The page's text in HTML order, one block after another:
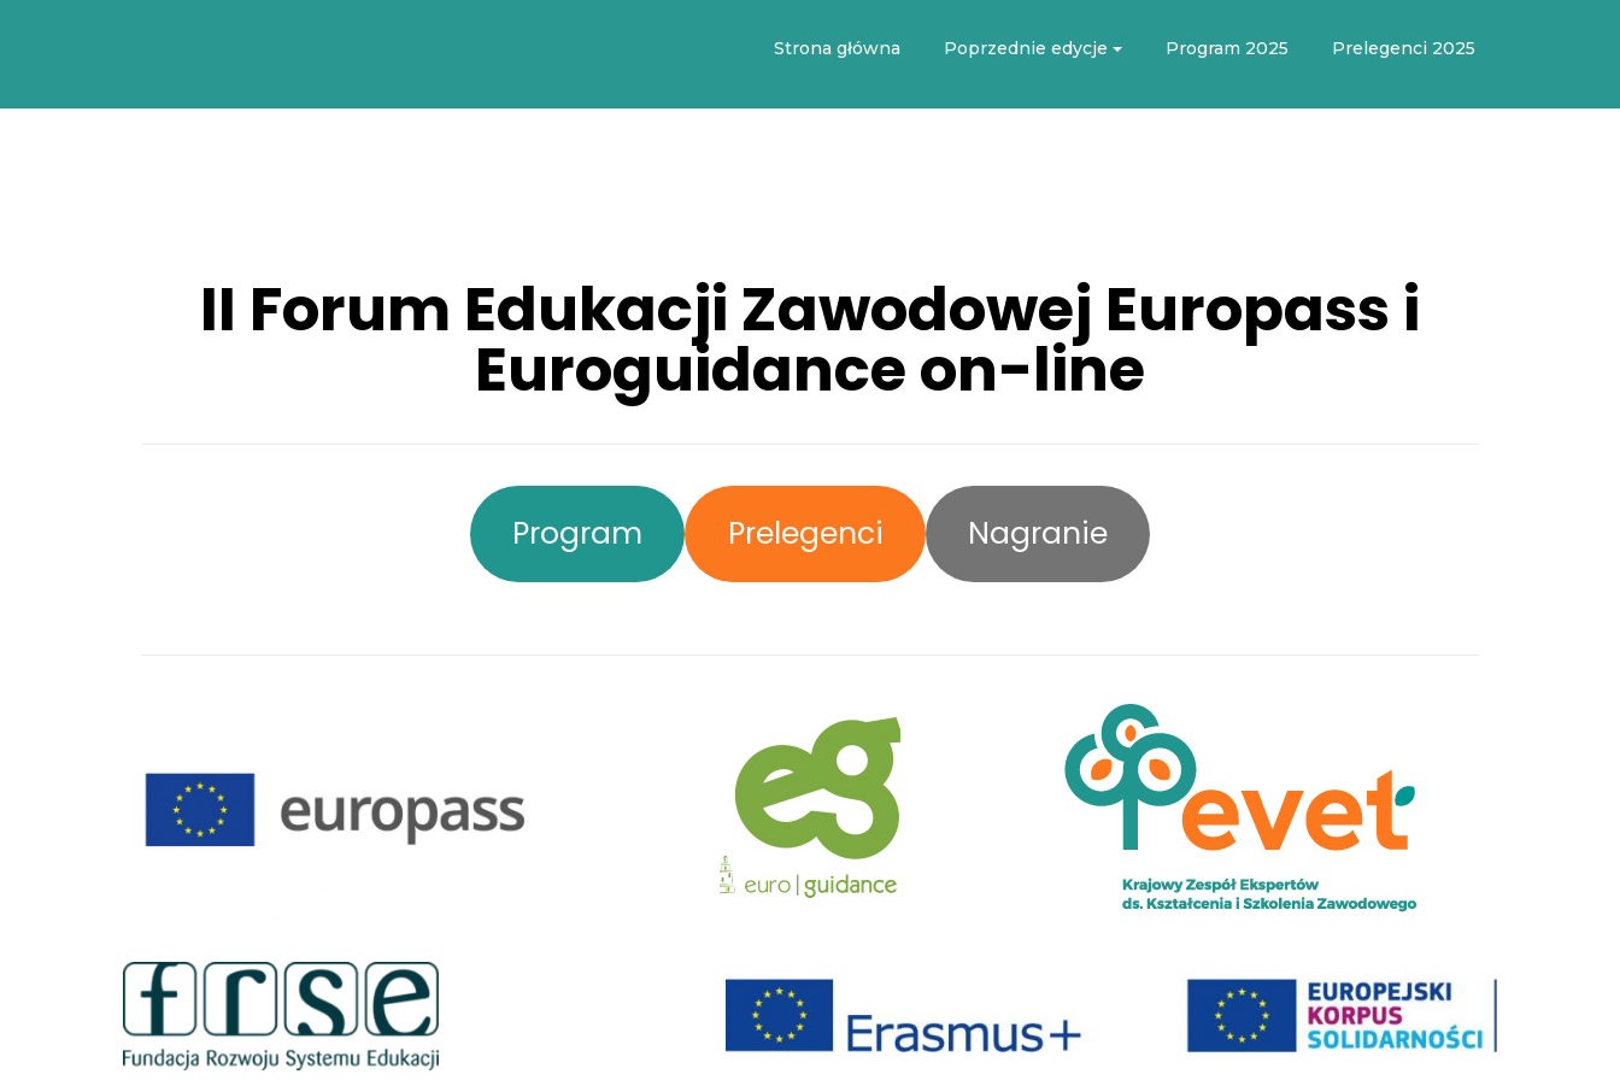
Strona główna Poprzednie edycje Program 2025 Prelegenci 2025
II Forum Edukacji Zawodowej Europass i
Euroguidance on-line
Program Prelegenci Nagranie